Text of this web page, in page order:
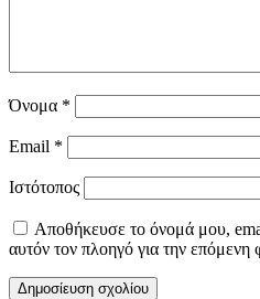
Όνομα *
Email *
Ιστότοπος
Αποθήκευσε το όνομά μου,
αυτόν τον πλοηγό για την